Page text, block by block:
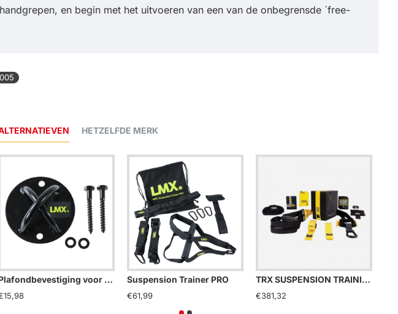
en begin met het uitvoeren van een van de onbegrensde ´free-
Elite Set PRO AeroSling Elite Set APE
€324,50
HETZELFDE MERK
Plafondbevestiging voor Suspension Trainer Suspension Trainer PRO
€61,99
TRX SUSPENSION TRAINING PRO PACK
€381,32